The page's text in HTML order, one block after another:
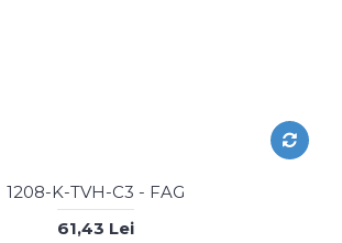
1208-K-TVH-C3 - FAG
61,43 Lei